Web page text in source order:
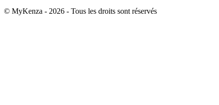
© MyKenza - 2026 - Tous les droits sont réservés